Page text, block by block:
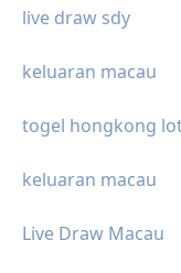
live draw sdy
keluaran macau
togel hongkong
keluaran macau
Live Draw Macau